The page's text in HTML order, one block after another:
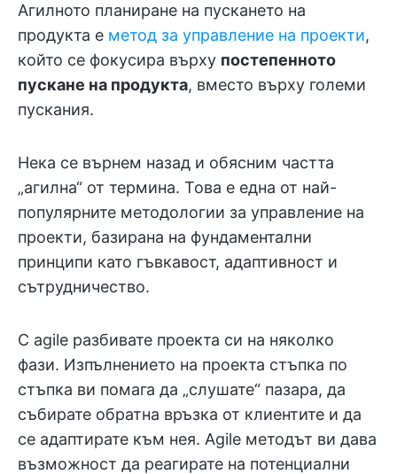
Агилното планиране на пускането на
продукта е метод за управление на проекти,
който се фокусира върху постепенното
пускане на продукта, вместо върху големи
пускания.
Нека се върнем назад и обясним частта
„агилна“ от термина. Това е една от най-
популярните методологии за управление на
проекти, базирана на фундаментални
принципи като гъвкавост, адаптивност и
сътрудничество.
С agile разбивате проекта си на няколко
фази. Изпълнението на проекта стъпка по
стъпка ви помага да „слушате“ пазара, да
събирате обратна връзка от клиентите и да
се адаптирате към нея. Agile методът ви дава
възможност да реагирате на потенциални